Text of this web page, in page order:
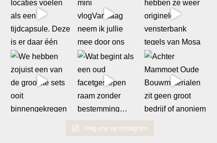
Volg ons op Instagram